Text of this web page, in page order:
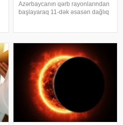
Azərbaycanın qərb rayonlarından
başlayaraq 11-dək əsasən dağlıq
Hidrometeorologiya Xidmətindən
məlumat verilib. Ayrı-ayrı yerlərd